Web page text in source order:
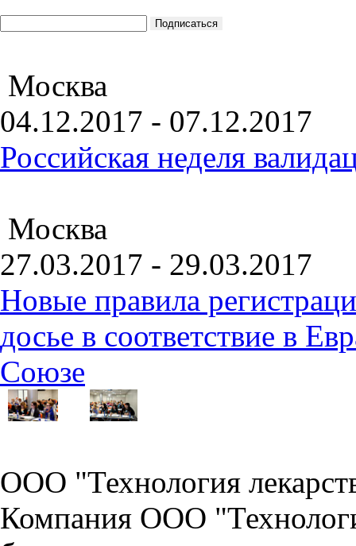
Москва
04.12.2017 - 07.12.2017
Российская неделя
Москва
27.03.2017 - 29.03.2017
Новые правила
досье в соответствие в
Союзе
ООО "Технология
Компания ООО